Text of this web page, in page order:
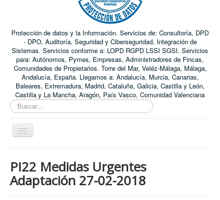
Protección de datos y la Información. Servicios de: Consultoría, DPD
- DPO, Auditoría, Seguridad y Ciberseguridad, Integración de
Sistemas. Servicios conforme a: LOPD RGPD LSSI SGSI. Servicios
para: Autónomos, Pymes, Empresas, Administradores de Fincas,
Comunidades de Propietarios. Torre del Mar, Veléz-Málaga, Málaga,
Andalucía, España. Llegamos a: Andalucía, Murcia, Canarias,
Baleares, Extremadura, Madrid, Cataluña, Galicia, Castilla y León,
Castilla y La Mancha, Aragón, País Vasco, Comunidad Valenciana
Buscar...
Toggle
Navigation
ZONA ABIERTA
Políticas de Privacidad
PI22 Medidas Urgentes
Adaptación 27-02-2018